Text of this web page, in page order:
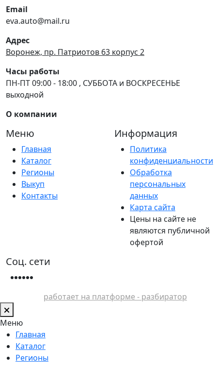
Email
eva.auto@mail.ru
Адрес
Воронеж, пр. Патриотов 63 корпус 2
Часы работы
ПН-ПТ 09:00 - 18:00 , СУББОТА и ВОСКРЕСЕНЬЕ
выходной
О компании
Меню
Главная
Каталог
Регионы
Выкуп
Контакты
Информация
Политика
конфиденциальности
Обработка
персональных
данных
Карта сайта
Цены на сайте не
являются публичной
офертой
Соц. сети
работает на платформе - разбиратор
Меню
Главная
Каталог
Регионы